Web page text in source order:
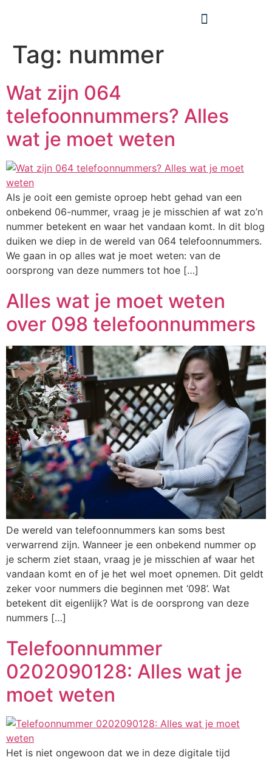
Tag: nummer
Wat zijn 064
telefoonnummers? Alles
wat je moet weten
Als je ooit een gemiste oproep hebt gehad van een
onbekend 06-nummer, vraag je je misschien af wat zo’n
nummer betekent en waar het vandaan komt. In dit blog
duiken we diep in de wereld van 064 telefoonnummers.
We gaan in op alles wat je moet weten: van de
oorsprong van deze nummers tot hoe […]
Alles wat je moet weten
over 098 telefoonnummers
De wereld van telefoonnummers kan soms best
verwarrend zijn. Wanneer je een onbekend nummer op
je scherm ziet staan, vraag je je misschien af waar het
vandaan komt en of je het wel moet opnemen. Dit geldt
zeker voor nummers die beginnen met ‘098’. Wat
betekent dit eigenlijk? Wat is de oorsprong van deze
nummers […]
Telefoonnummer
0202090128: Alles wat je
moet weten
Het is niet ongewoon dat we in deze digitale tijd